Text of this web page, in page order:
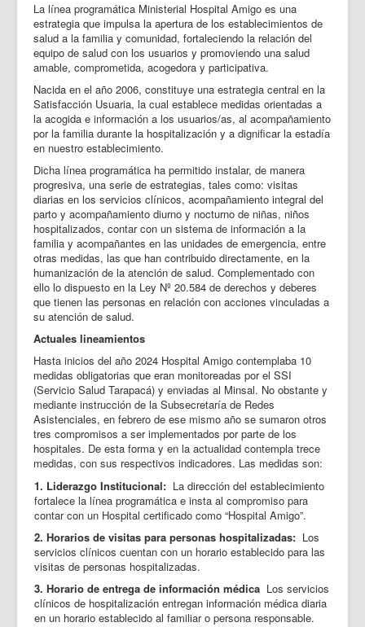
La línea programática Ministerial Hospital Amigo es una
estrategia que impulsa la apertura de los establecimientos de
salud a la familia y comunidad, fortaleciendo la relación del
equipo de salud con los usuarios y promoviendo una salud
amable, comprometida, acogedora y participativa.
Nacida en el año 2006, constituye una estrategia central en la
Satisfacción Usuaria, la cual establece medidas orientadas a
la acogida e información a los usuarios/as, al acompañamiento
por la familia durante la hospitalización y a dignificar la estadía
en nuestro establecimiento.
Dicha línea programática ha permitido instalar, de manera
progresiva, una serie de estrategias, tales como: visitas
diarias en los servicios clínicos, acompañamiento integral del
parto y acompañamiento diurno y nocturno de niñas, niños
hospitalizados, contar con un sistema de información a la
familia y acompañantes en las unidades de emergencia, entre
otras medidas, las que han contribuido directamente, en la
humanización de la atención de salud. Complementado con
ello lo dispuesto en la Ley Nº 20.584 de derechos y deberes
que tienen las personas en relación con acciones vinculadas a
su atención de salud.
Actuales lineamientos
Hasta inicios del año 2024 Hospital Amigo contemplaba 10
medidas obligatorias que eran monitoreadas por el SSI
(Servicio Salud Tarapacá) y enviadas al Minsal. No obstante y
mediante instrucción de la Subsecretaría de Redes
Asistenciales, en febrero de ese mismo año se sumaron otros
tres compromisos a ser implementados por parte de los
hospitales. De esta forma y en la actualidad contempla trece
medidas, con sus respectivos indicadores. Las medidas son:
1. Liderazgo Institucional: La dirección del establecimiento
fortalece la línea programática e insta al compromiso para
contar con un Hospital certificado como “Hospital Amigo”.
2. Horarios de visitas para personas hospitalizadas: Los
servicios clínicos cuentan con un horario establecido para las
visitas de personas hospitalizadas.
3. Horario de entrega de información médica Los servicios
clínicos de hospitalización entregan información médica diaria
en un horario establecido al familiar o persona responsable.